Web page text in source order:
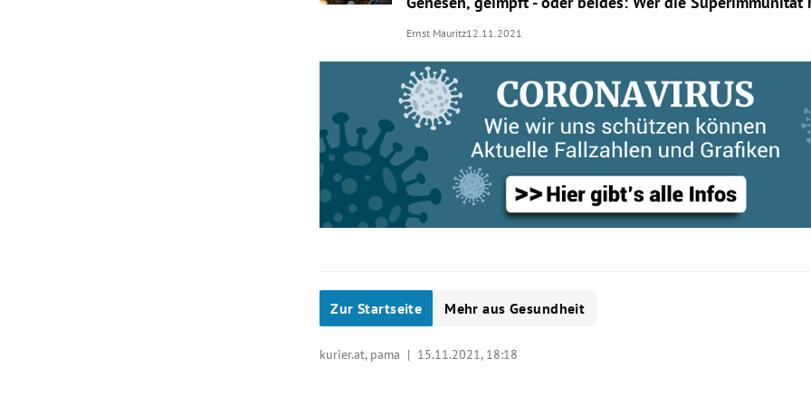
Ernst Mauritz12.11.2021
Zur Startseite Mehr aus Gesundheit
kurier.at, pama | 15.11.2021, 18:18